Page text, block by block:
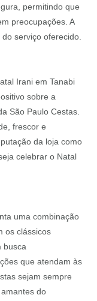
permitindo que
preocupações. A
serviço oferecido.
Irani em Tanabi
sobre a
São Paulo Cestas.
frescor e
da loja como
celebrar o Natal
uma combinação
os clássicos
busca
que atendam às
sejam sempre
do